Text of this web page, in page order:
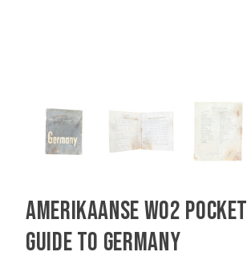
Amerikaanse WO2 Pocket
Guide to Germany